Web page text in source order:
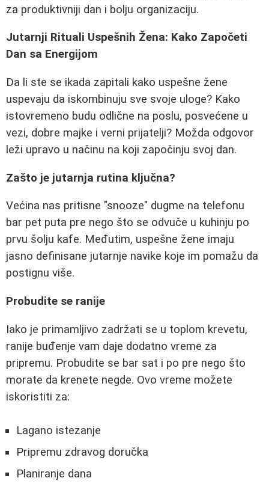
za produktivniji dan i bolju organizaciju.
Jutarnji Rituali Uspešnih Žena: Kako Započeti
Dan sa Energijom
Da li ste se ikada zapitali kako uspešne žene
uspevaju da iskombinuju sve svoje uloge? Kako
istovremeno budu odlične na poslu, posvećene u
vezi, dobre majke i verni prijatelji? Možda odgovor
leži upravo u načinu na koji započinju svoj dan.
Zašto je jutarnja rutina ključna?
Većina nas pritisne "snooze" dugme na telefonu
bar pet puta pre nego što se odvuče u kuhinju po
prvu šolju kafe. Međutim, uspešne žene imaju
jasno definisane jutarnje navike koje im pomažu da
postignu više.
Probudite se ranije
Iako je primamljivo zadržati se u toplom krevetu,
ranije buđenje vam daje dodatno vreme za
pripremu. Probudite se bar sat i po pre nego što
morate da krenete negde. Ovo vreme možete
iskoristiti za:
Lagano istezanje
Pripremu zdravog doručka
Planiranje dana